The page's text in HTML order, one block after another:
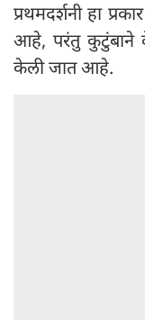
प्रथमदर्शनी हा
आहे, परंतु कुटुंबाने
केली जात आहे.